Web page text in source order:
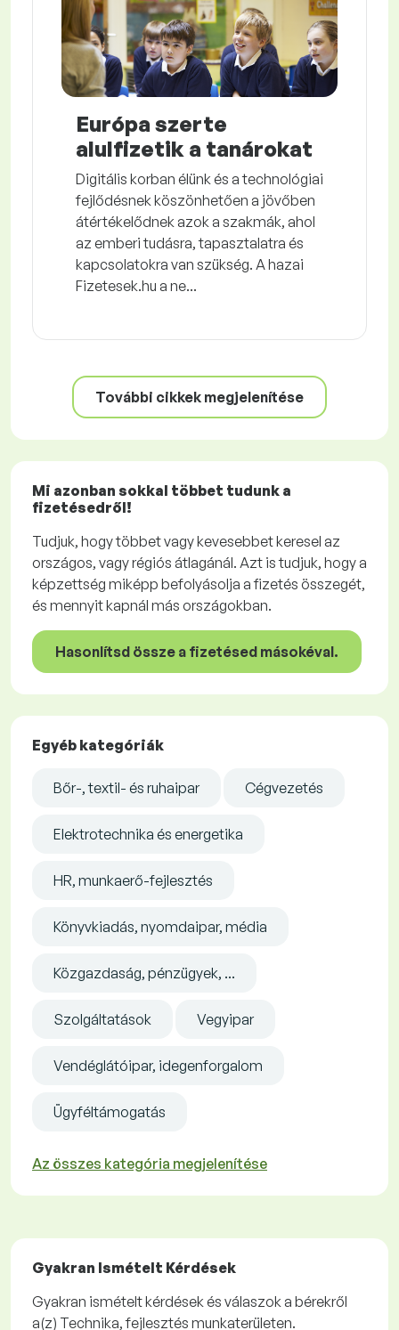
Európa szerte
alulfizetik a tanárokat
Digitális korban élünk és a technológiai
fejlődésnek köszönhetően a jövőben
átértékelődnek azok a szakmák, ahol
az emberi tudásra, tapasztalatra és
kapcsolatokra van szükség. A hazai
Fizetesek.hu a ne...
További cikkek megjelenítése
Mi azonban sokkal többet tudunk a
fizetésedről!
Tudjuk, hogy többet vagy kevesebbet keresel az
országos, vagy régiós átlagánál. Azt is tudjuk, hogy a
képzettség miképp befolyásolja a fizetés összegét,
és mennyit kapnál más országokban.
Hasonlítsd össze a fizetésed másokéval.
Egyéb kategóriák
Bőr-, textil- és ruhaipar Cégvezetés
Elektrotechnika és energetika
HR, munkaerő-fejlesztés
Könyvkiadás, nyomdaipar, média
Közgazdaság, pénzügyek, ...
Szolgáltatások Vegyipar
Vendéglátóipar, idegenforgalom
Ügyféltámogatás
Az összes kategória megjelenítése
Gyakran Ismételt Kérdések
Gyakran ismételt kérdések és válaszok a bérekről
a(z) Technika, fejlesztés munkaterületen.